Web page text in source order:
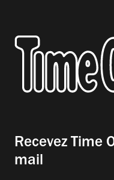
Recevez Time
mail